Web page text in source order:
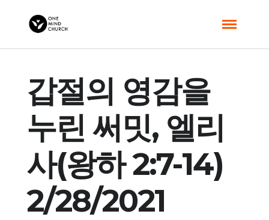
갑절의 영감을
누린 써밋, 엘리
사(왕하 2:7-14)
2/28/2021